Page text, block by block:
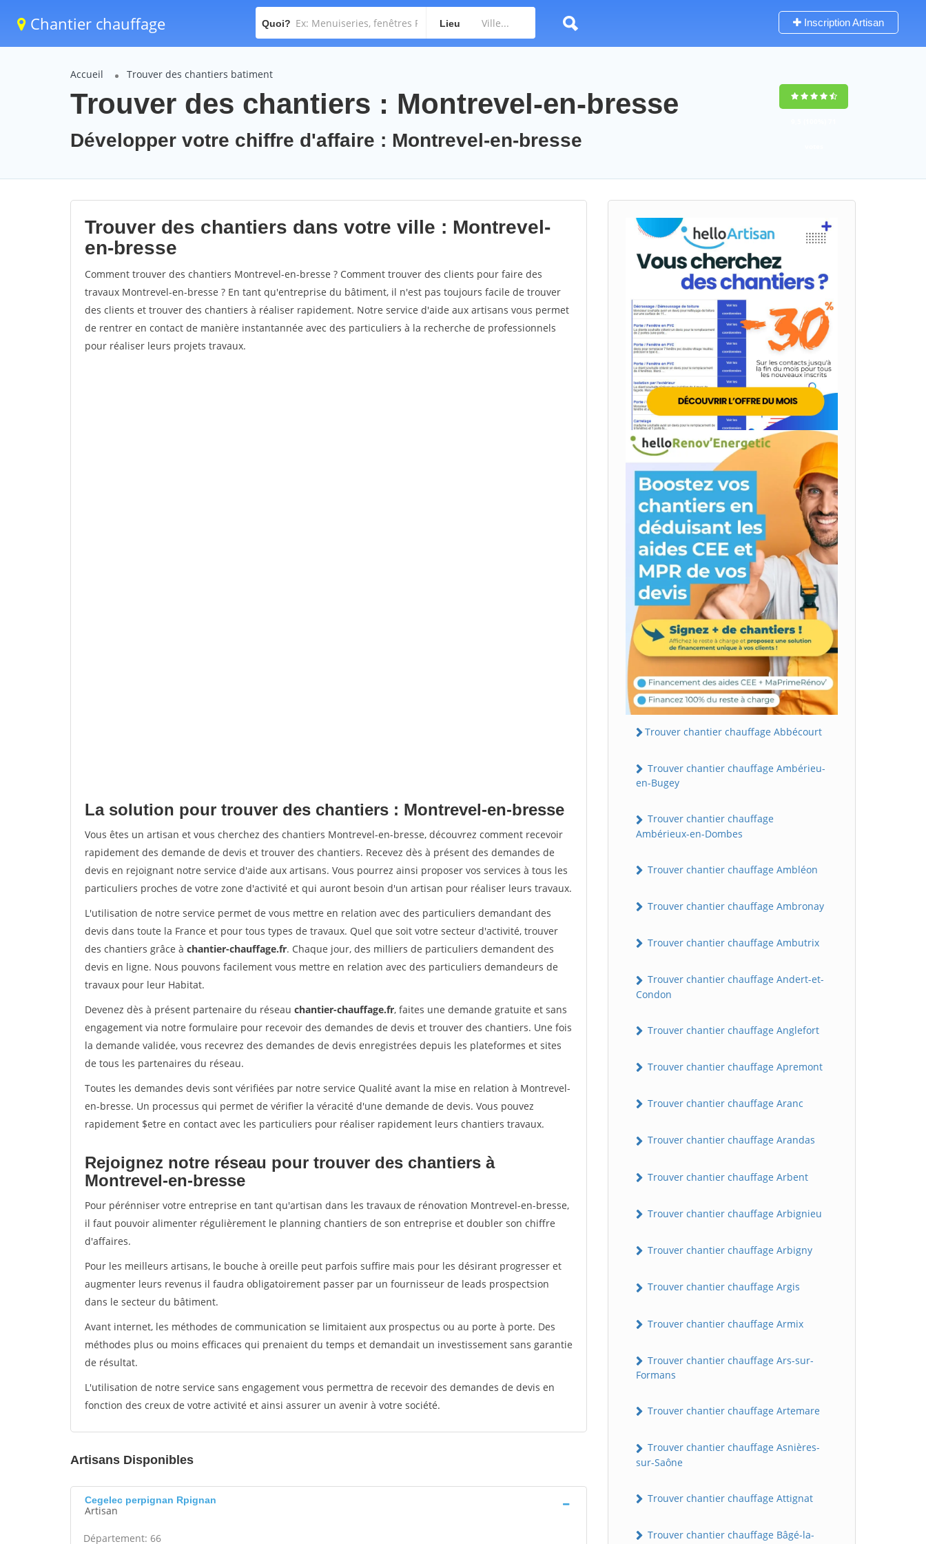
Chantier chauffage Quoi? Lieu Inscription Artisan
Accueil Trouver des chantiers batiment
Trouver des chantiers : Montrevel-en-bresse
Développer votre chiffre d'affaire : Montrevel-en-bresse
Trouver des chantiers dans votre ville : Montrevel-
en-bresse
Comment trouver des chantiers Montrevel-en-bresse ? Comment trouver des clients pour faire des
travaux Montrevel-en-bresse ? En tant qu'entreprise du bâtiment, il n'est pas toujours facile de trouver
des clients et trouver des chantiers à réaliser rapidement. Notre service d'aide aux artisans vous permet
de rentrer en contact de manière instantannée avec des particuliers à la recherche de professionnels
pour réaliser leurs projets travaux.
La solution pour trouver des chantiers : Montrevel-en-bresse
Vous êtes un artisan et vous cherchez des chantiers Montrevel-en-bresse, découvrez comment recevoir
rapidement des demande de devis et trouver des chantiers. Recevez dès à présent des demandes de
devis en rejoignant notre service d'aide aux artisans. Vous pourrez ainsi proposer vos services à tous les
particuliers proches de votre zone d'activité et qui auront besoin d'un artisan pour réaliser leurs travaux.
L'utilisation de notre service permet de vous mettre en relation avec des particuliers demandant des
devis dans toute la France et pour tous types de travaux. Quel que soit votre secteur d'activité, trouver
des chantiers grâce à chantier-chauffage.fr. Chaque jour, des milliers de particuliers demandent des
devis en ligne. Nous pouvons facilement vous mettre en relation avec des particuliers demandeurs de
travaux pour leur Habitat.
Devenez dès à présent partenaire du réseau chantier-chauffage.fr, faites une demande gratuite et sans
engagement via notre formulaire pour recevoir des demandes de devis et trouver des chantiers. Une fois
la demande validée, vous recevrez des demandes de devis enregistrées depuis les plateformes et sites
de tous les partenaires du réseau.
Toutes les demandes devis sont vérifiées par notre service Qualité avant la mise en relation à Montrevel-
en-bresse. Un processus qui permet de vérifier la véracité d'une demande de devis. Vous pouvez
rapidement $etre en contact avec les particuliers pour réaliser rapidement leurs chantiers travaux.
Rejoignez notre réseau pour trouver des chantiers à
Montrevel-en-bresse
Pour pérénniser votre entreprise en tant qu'artisan dans les travaux de rénovation Montrevel-en-bresse,
il faut pouvoir alimenter régulièrement le planning chantiers de son entreprise et doubler son chiffre
d'affaires.
Pour les meilleurs artisans, le bouche à oreille peut parfois suffire mais pour les désirant progresser et
augmenter leurs revenus il faudra obligatoirement passer par un fournisseur de leads prospectsion
dans le secteur du bâtiment.
Avant internet, les méthodes de communication se limitaient aux prospectus ou au porte à porte. Des
méthodes plus ou moins efficaces qui prenaient du temps et demandait un investissement sans garantie
de résultat.
L'utilisation de notre service sans engagement vous permettra de recevoir des demandes de devis en
fonction des creux de votre activité et ainsi assurer un avenir à votre société.
Artisans Disponibles
Cegelec perpignan Rpignan
Artisan
Département: 66
Trouver chantier chauffage Abbécourt
Trouver chantier chauffage Ambérieu-
en-Bugey
Trouver chantier chauffage
Ambérieux-en-Dombes
Trouver chantier chauffage Ambléon
Trouver chantier chauffage Ambronay
Trouver chantier chauffage Ambutrix
Trouver chantier chauffage Andert-et-
Condon
Trouver chantier chauffage Anglefort
Trouver chantier chauffage Apremont
Trouver chantier chauffage Aranc
Trouver chantier chauffage Arandas
Trouver chantier chauffage Arbent
Trouver chantier chauffage Arbignieu
Trouver chantier chauffage Arbigny
Trouver chantier chauffage Argis
Trouver chantier chauffage Armix
Trouver chantier chauffage Ars-sur-
Formans
Trouver chantier chauffage Artemare
Trouver chantier chauffage Asnières-
sur-Saône
Trouver chantier chauffage Attignat
Trouver chantier chauffage Bâgé-la-